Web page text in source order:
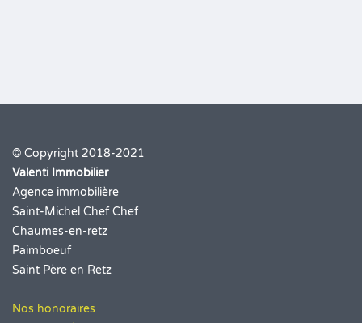
© Copyright 2018-2021
Valenti Immobilier
Agence immobilière
Saint-Michel Chef Chef
Chaumes-en-retz
Paimboeuf
Saint Père en Retz
Nos honoraires